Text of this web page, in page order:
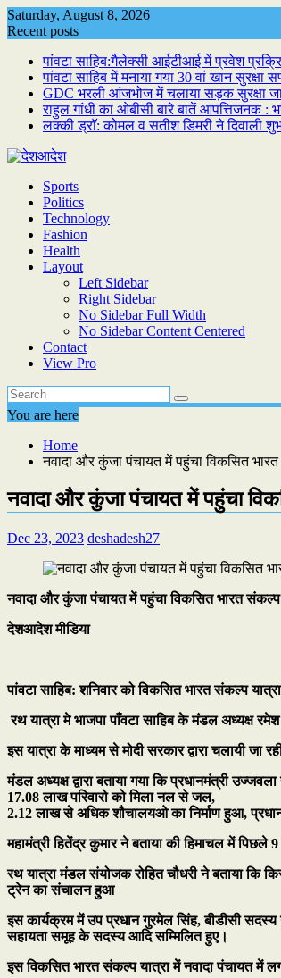
Skip
to
Saturday, August 8, 2026
Recent posts
पांवटा साहिब:गैलेक्सी आईटीआई में प्रवेश
पांवटा साहिब में मनाया गया 30 वां खान सुरक्षा
GDC भरली आंजभोज में चलाया सड़क सुरक्षा
राहुल गांधी का ओबीसी बारे बातें आपत्तिजनक :
लक्की ड्राॅ: कोमल व सतीश डिमरी ने दिवाली
Sports
Politics
Technology
Fashion
Health
Layout
Left Sidebar
Right Sidebar
No Sidebar Full Width
No Sidebar Content Centered
Contact
View Pro
You are here
Home
नवादा और कुंजा पंचायत में पहुंचा विकसित
नवादा और कुंजा पंचायत में पहुंचा
Dec 23, 2023 deshadesh27
नवादा और कुंजा पंचायत में पहुंचा विकसित भारत
देशआदेश मीडिया
पांवटा साहिब: शनिवार को विकसित भारत संकल्प
रथ यात्रा मे भाजपा पाँवटा साहिब के मंडल अध्यक्ष
इस यात्रा के माध्यम से मोदी सरकार द्वारा चलायी जा
मंडल अध्यक्ष द्वारा बताया गया कि प्रधानमंत्री
17.08 लाख परिवारो को मिला नल से जल,
2.12 लाख से अधिक शौचालयओ का निर्माण हुआ,
महामंत्री हितेंद्र कुमार ने बताया की हिमाचल में पिछले
रथ यात्रा मंडल संयोजक रोहित चौधरी ने बताया कि
ट्रेन का संचालन हुआ
इस कार्यक्रम में उप प्रधान गुरमेल सिंह, बीडीसी
सहायता समूह के सदस्य आदि सम्मिलित हुए।
इस विकसित भारत संकल्प यात्रा में नवादा पंचायत में